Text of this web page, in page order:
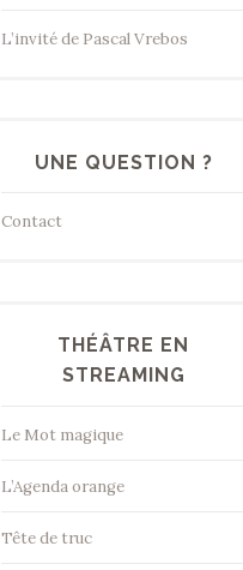
L’invité de Pascal Vrebos
UNE QUESTION ?
Contact
THÉÂTRE EN
STREAMING
Le Mot magique
L’Agenda orange
Tête de truc